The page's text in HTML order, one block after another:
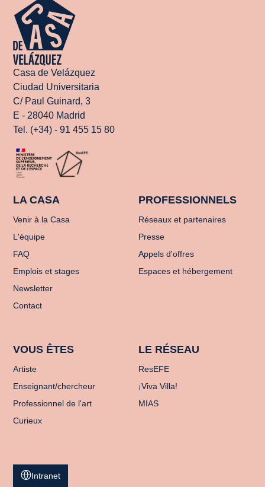
Casa de Velázquez
Ciudad Universitaria
C/ Paul Guinard, 3
E - 28040 Madrid
Tel. (+34) - 91 455 15 80
LA CASA
Venir à la Casa
L'équipe
FAQ
Emplois et stages
Newsletter
Contact
PROFESSIONNELS
Réseaux et partenaires
Presse
Appels d'offres
Espaces et hébergement
VOUS ÊTES
Artiste
Enseignant/chercheur
Professionnel de l'art
Curieux
LE RÉSEAU
ResEFE
¡Viva Villa!
MIAS
Intranet